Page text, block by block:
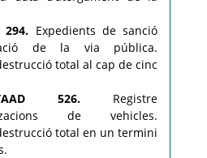
294. Expedients de sanció
de la via pública.
total al cap de cinc
526. Registre
de vehicles.
total en un termini